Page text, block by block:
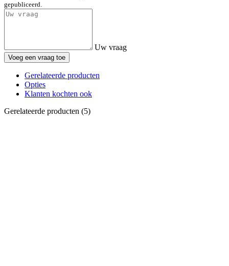
gepubliceerd.
Uw vraag
Voeg een vraag toe
Gerelateerde producten
Opties
Klanten kochten ook
Gerelateerde producten (5)